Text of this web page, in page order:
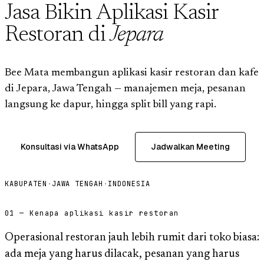
Jasa Bikin Aplikasi Kasir
Restoran diJepara
Bee Mata membangun aplikasi kasir restoran dan kafe
di Jepara, Jawa Tengah — manajemen meja, pesanan
langsung ke dapur, hingga split bill yang rapi.
Konsultasi via WhatsApp Jadwalkan Meeting
KABUPATEN · JAWA TENGAH · INDONESIA
01 — Kenapa aplikasi kasir restoran
Operasional restoran jauh lebih rumit dari toko biasa:
ada meja yang harus dilacak, pesanan yang harus